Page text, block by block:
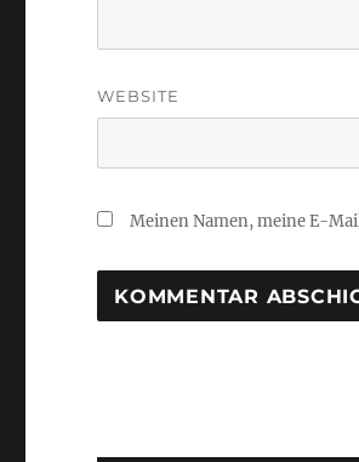
WEBSITE
Meinen Namen, meine E-